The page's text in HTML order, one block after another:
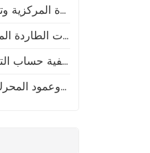
قياس اهتزازات المضخات
كيفية محاذاة عمود المضخة الطاردة المركزية